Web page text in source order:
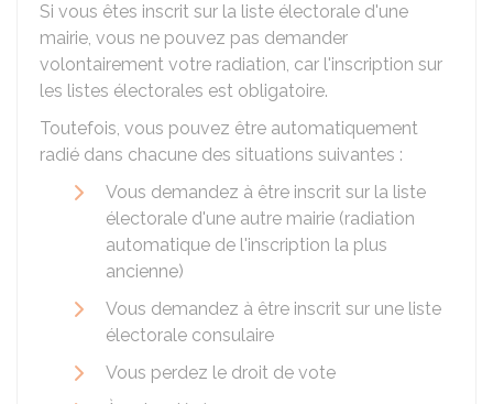
Si vous êtes inscrit sur la liste électorale d'une
mairie, vous ne pouvez pas demander
volontairement votre radiation, car l'inscription sur
les listes électorales est obligatoire.
Toutefois, vous pouvez être automatiquement
radié dans chacune des situations suivantes :
Vous demandez à être inscrit sur la liste
électorale d'une autre mairie (radiation
automatique de l'inscription la plus
ancienne)
Vous demandez à être inscrit sur une liste
électorale consulaire
Vous perdez le droit de vote